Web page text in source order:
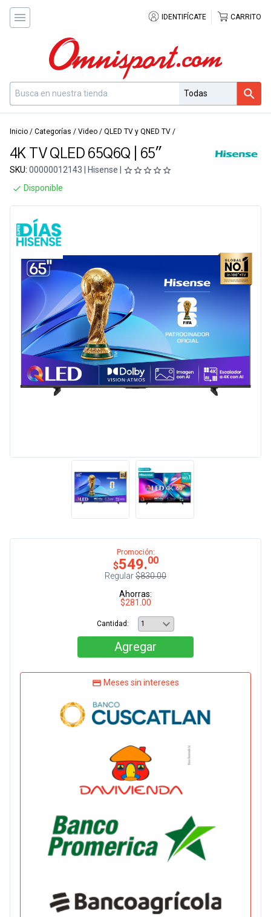
IDENTIFÍCATE CARRITO
Inicio / Categorías / Video / QLED TV y QNED TV /
4K TV QLED 65Q6Q | 65"
SKU: 00000012143 | Hisense |
Disponible
Promoción:
$549.00
Regular$830.00
Ahorras:
$281.00
Cantidad:
Agregar
Meses sin intereses